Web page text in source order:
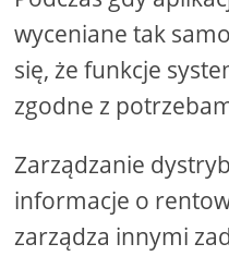
wyceniane tak
się, że funkcje
zgodne z
Zarządzanie
informacje o
zarządza innymi